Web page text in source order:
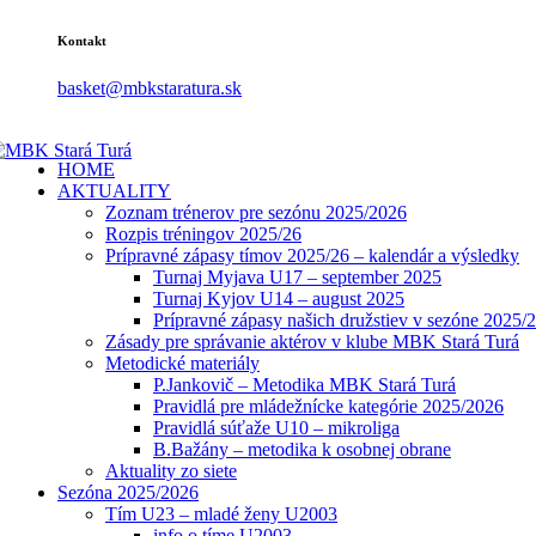
Kontakt
basket@mbkstaratura.sk
HOME
AKTUALITY
Zoznam trénerov pre sezónu 2025/2026
Rozpis tréningov 2025/26
Prípravné zápasy tímov 2025/26 – kalendár a výsledky
Turnaj Myjava U17 – september 2025
Turnaj Kyjov U14 – august 2025
Prípravné zápasy našich družstiev v sezóne 2025/
Zásady pre správanie aktérov v klube MBK Stará Turá
Metodické materiály
P.Jankovič – Metodika MBK Stará Turá
Pravidlá pre mládežnícke kategórie 2025/2026
Pravidlá súťaže U10 – mikroliga
B.Bažány – metodika k osobnej obrane
Aktuality zo siete
Sezóna 2025/2026
Tím U23 – mladé ženy U2003